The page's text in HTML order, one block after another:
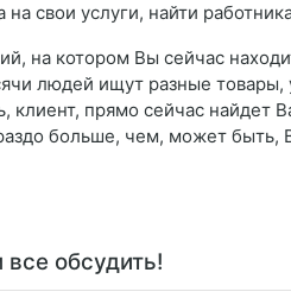
на свои услуги, найти
на котором Вы сейчас
людей ищут разные товары,
клиент, прямо сейчас
больше, чем, может быть,
обсудить!